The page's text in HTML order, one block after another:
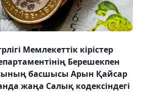
Мемлекеттік кірістер
Берешекпен
басшысы Арын Қайсар
жаңа Салық кодексіндегі